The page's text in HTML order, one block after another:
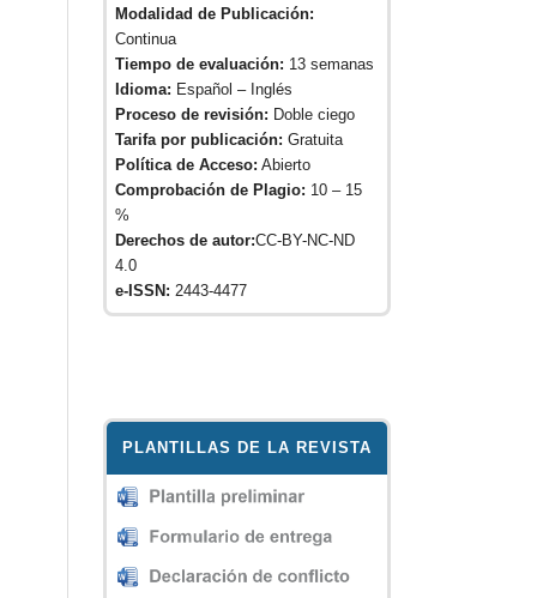
Modalidad de Publicación:
Continua
Tiempo de evaluación: 13 semanas
Idioma: Español – Inglés
Proceso de revisión: Doble ciego
Tarifa por publicación: Gratuita
Política de Acceso: Abierto
Comprobación de Plagio: 10 – 15
%
Derechos de autor:CC-BY-NC-ND
4.0
e-ISSN: 2443-4477
PLANTILLAS DE LA REVISTA